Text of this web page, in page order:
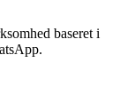
baseret i